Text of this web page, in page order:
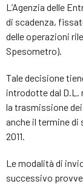
L’Agenzia delle
di scadenza,
delle operazioni
Spesometro).
Tale decisione
introdotte dal D.L.
la trasmissione
anche il termine di
2011.
Le modalità di
successivo